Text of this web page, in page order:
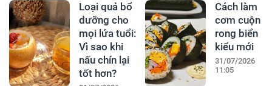
Loại quả bổ
dưỡng cho
mọi lứa tuổi:
Vì sao khi
nấu chín lại
tốt hơn?
Cách làm
cơm cuộn
rong biển
kiểu mới
31/07/2026
11:05